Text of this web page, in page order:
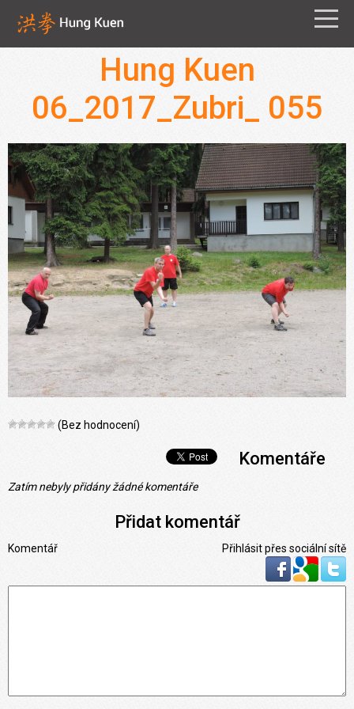
Hung Kuen
06_2017_Zubri_ 055
(Bez hodnocení)
Komentáře
Zatím nebyly přidány žádné komentáře
Přidat komentář
Přihlásit přes sociální sítě
Komentář